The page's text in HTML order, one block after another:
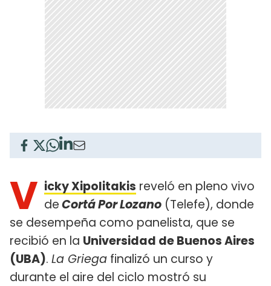
V icky Xipolitakis reveló en pleno vivo
deCortá Por Lozano (Telefe), donde
se desempeña como panelista, que se
recibió en la Universidad de Buenos Aires
(UBA). La Griega finalizó un curso y
durante el aire del ciclo mostró su